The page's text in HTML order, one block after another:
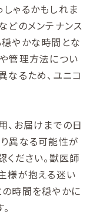
ゃるかもしれま
どのメンテナンス
やかな時間とな
管理方法につい
なるため、ユニコ
、お届けまでの日
異なる可能性が
ください。獣医師
様が抱える迷い
時間を穏やかに